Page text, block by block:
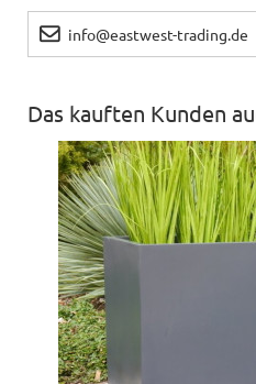
info@eastwest-trading.de
Das kauften Kunden